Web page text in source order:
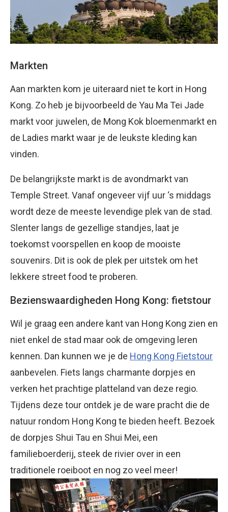
Markten
Aan markten kom je uiteraard niet te kort in Hong
Kong. Zo heb je bijvoorbeeld de Yau Ma Tei Jade
markt voor juwelen, de Mong Kok bloemenmarkt en
de Ladies markt waar je de leukste kleding kan
vinden.
De belangrijkste markt is de avondmarkt van
Temple Street. Vanaf ongeveer vijf uur ‘s middags
wordt deze de meeste levendige plek van de stad.
Slenter langs de gezellige standjes, laat je
toekomst voorspellen en koop de mooiste
souvenirs. Dit is ook de plek per uitstek om het
lekkere street food te proberen.
Bezienswaardigheden Hong Kong: fietstour
Wil je graag een andere kant van Hong Kong zien en
niet enkel de stad maar ook de omgeving leren
kennen. Dan kunnen we je de Hong Kong Fietstour
aanbevelen. Fiets langs charmante dorpjes en
verken het prachtige platteland van deze regio.
Tijdens deze tour ontdek je de ware pracht die de
natuur rondom Hong Kong te bieden heeft. Bezoek
de dorpjes Shui Tau en Shui Mei, een
familieboerderij, steek de rivier over in een
traditionele roeiboot en nog zo veel meer!